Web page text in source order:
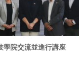
學院交流並進行講座